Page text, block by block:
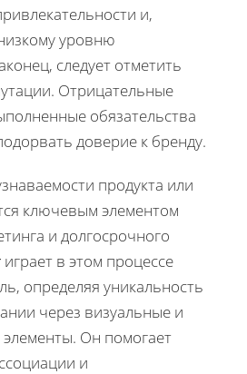
и,
уровню
следует отметить
Отрицательные
обязательства
доверие к бренду.
продукта или
ключевым элементом
и долгосрочного
играет в этом процессе
определяя уникальность
через визуальные и
Он помогает
и